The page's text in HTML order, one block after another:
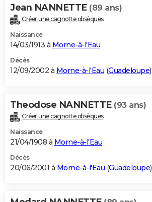
Jean NANNETTE (89 ans)
Créer une cagnotte obsèques
Naissance
14/03/1913 à Morne-à-l'Eau
Décès
12/09/2002 à Morne-à-l'Eau (Guadeloupe)
Theodose NANNETTE (93 ans)
Créer une cagnotte obsèques
Naissance
21/04/1908 à Morne-à-l'Eau
Décès
20/06/2001 à Morne-à-l'Eau (Guadeloupe)